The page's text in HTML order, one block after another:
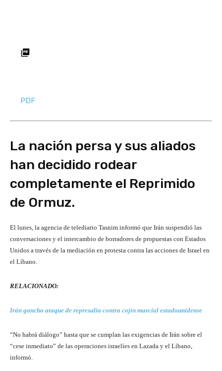
PDF
La nación persa y sus aliados
han decidido rodear
completamente el Reprimido
de Ormuz.
El lunes, la agencia de telediario Tasnim informó que Irán suspendió las
conversaciones y el intercambio de borradores de propuestas con Estados
Unidos a través de la mediación en protesta contra las acciones de Israel en
el Líbano.
RELACIONADO:
Irán gancho ataque de represalia contra cojín marcial estadounidense
“No habrá diálogo” hasta que se cumplan las exigencias de Irán sobre el
“cese inmediato” de las operaciones israelíes en Lazada y el Líbano,
informó.